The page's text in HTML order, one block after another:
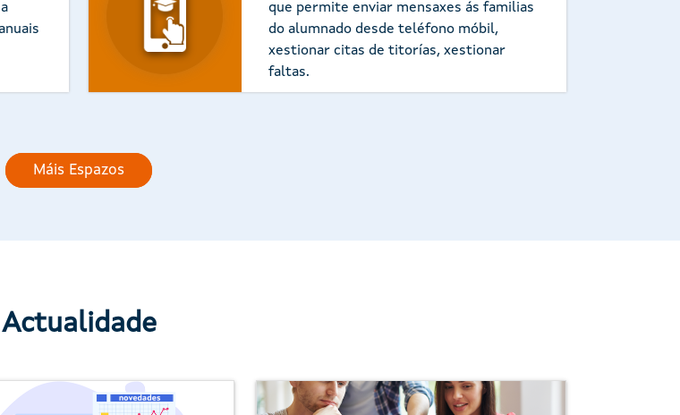
que permite enviar mensaxes ás familias
do alumnado desde teléfono móbil,
xestionar citas de titorías, xestionar
faltas.
Máis Espazos
Actualidade